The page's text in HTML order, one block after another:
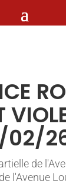
02/
de
l'Avenue